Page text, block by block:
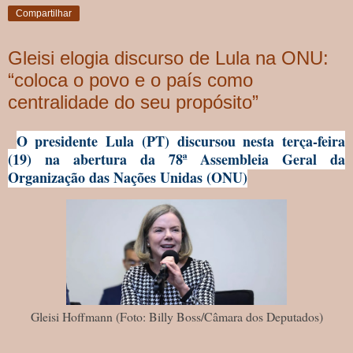
Compartilhar
Gleisi elogia discurso de Lula na ONU:
“coloca o povo e o país como
centralidade do seu propósito”
O presidente Lula (PT) discursou nesta terça-feira
(19) na abertura da 78ª Assembleia Geral da
Organização das Nações Unidas (ONU)
Gleisi Hoffmann (Foto: Billy Boss/Câmara dos Deputados)